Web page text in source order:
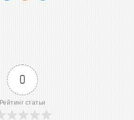
0
Рейтинг статьи